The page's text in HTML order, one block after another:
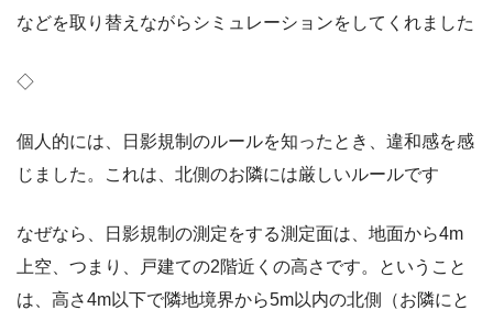
などを取り替えながらシミュレーションをしてくれました
◇
個人的には、日影規制のルールを知ったとき、違和感を感
じました。これは、北側のお隣には厳しいルールです
なぜなら、日影規制の測定をする測定面は、地面から4m
上空、つまり、戸建ての2階近くの高さです。ということ
は、高さ4m以下で隣地境界から5m以内の北側（お隣にと